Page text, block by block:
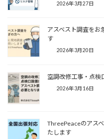
2026年3月27日
アスベスト調査をお
す
2026年3月20日
空調改修工事・点検
2026年3月16日
ThreePeaceのアス
たします